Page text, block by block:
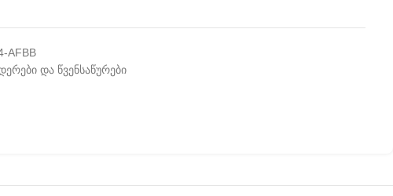
AFBB
და წვენსაწურები